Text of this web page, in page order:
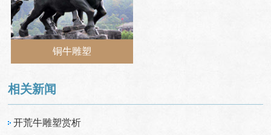
铜牛雕塑
相关新闻
开荒牛雕塑赏析